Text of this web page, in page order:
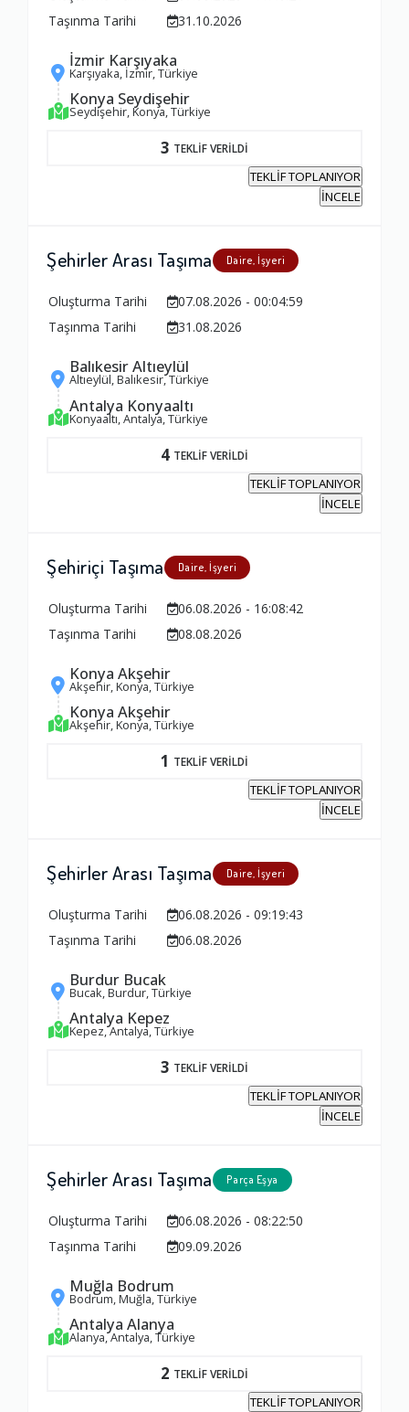
Taşınma Tarihi
31.10.2026
İzmir Karşıyaka
Karşıyaka, İzmir, Türkiye
Konya Seydişehir
Seydişehir, Konya, Türkiye
3 TEKLİF VERİLDİ
TEKLİF TOPLANIYOR
İNCELE
Şehirler Arası Taşıma Daire, İşyeri
Oluşturma Tarihi
07.08.2026 - 00:04:59
Taşınma Tarihi
31.08.2026
Balıkesir Altıeylül
Altıeylül, Balıkesir, Türkiye
Antalya Konyaaltı
Konyaaltı, Antalya, Türkiye
4 TEKLİF VERİLDİ
TEKLİF TOPLANIYOR
İNCELE
Şehiriçi Taşıma Daire, İşyeri
Oluşturma Tarihi
06.08.2026 - 16:08:42
Taşınma Tarihi
08.08.2026
Konya Akşehir
Akşehir, Konya, Türkiye
Konya Akşehir
Akşehir, Konya, Türkiye
1 TEKLİF VERİLDİ
TEKLİF TOPLANIYOR
İNCELE
Şehirler Arası Taşıma Daire, İşyeri
Oluşturma Tarihi
06.08.2026 - 09:19:43
Taşınma Tarihi
06.08.2026
Burdur Bucak
Bucak, Burdur, Türkiye
Antalya Kepez
Kepez, Antalya, Türkiye
3 TEKLİF VERİLDİ
TEKLİF TOPLANIYOR
İNCELE
Şehirler Arası Taşıma Parça Eşya
Oluşturma Tarihi
06.08.2026 - 08:22:50
Taşınma Tarihi
09.09.2026
Muğla Bodrum
Bodrum, Muğla, Türkiye
Antalya Alanya
Alanya, Antalya, Türkiye
2 TEKLİF VERİLDİ
TEKLİF TOPLANIYOR
1.0
Firma ile İletişim
Zamanlama
1.0
1.0
Fiyatlandırma Dengesi
Yorumunuz